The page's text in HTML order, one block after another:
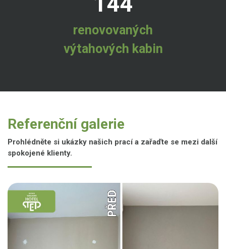
renovovaných
výtahových kabin
Referenční galerie
Prohlédněte si ukázky našich prací a zařaďte se mezi další
spokojené klienty.